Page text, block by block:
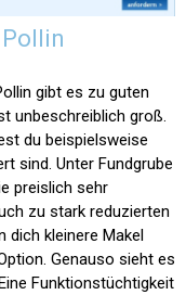
gibt es zu guten
unbeschreiblich groß.
du beispielsweise
sind. Unter Fundgrube
preislich sehr
zu stark reduzierten
dich kleinere Makel
Genauso sieht es
Funktionstüchtigkeit